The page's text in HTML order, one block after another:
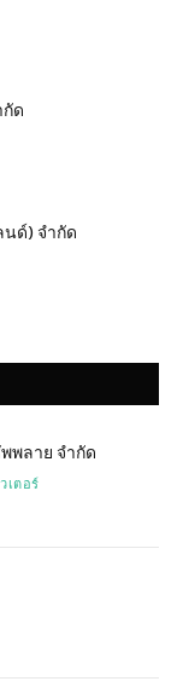
ด
ด์) จำกัด
พลาย จำกัด
เตอร์